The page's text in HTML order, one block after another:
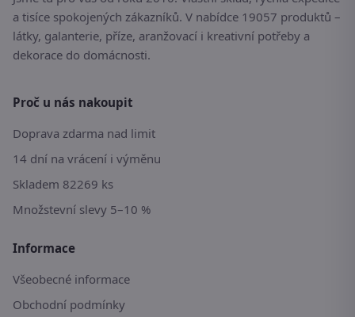
a tisíce spokojených zákazníků. V nabídce 19057 produktů –
látky, galanterie, příze, aranžovací i kreativní potřeby a
dekorace do domácnosti.
Proč u nás nakoupit
Doprava zdarma nad limit
14 dní na vrácení i výměnu
Skladem 82269 ks
Množstevní slevy 5–10 %
Informace
Všeobecné informace
Obchodní podmínky